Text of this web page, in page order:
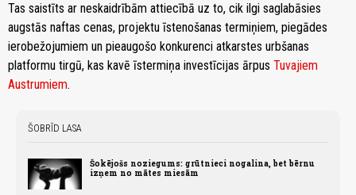
Tas saistīts ar neskaidrībām attiecībā uz to, cik ilgi saglabāsies
augstās naftas cenas, projektu īstenošanas termiņiem, piegādes
ierobežojumiem un pieaugošo konkurenci atkarstes urbšanas
platformu tirgū, kas kavē īstermiņa investīcijas ārpus Tuvajiem
Austrumiem.
ŠOBRĪD LASA
Šokējošs noziegums: grūtnieci nogalina, bet bērnu
izņem no mātes miesām